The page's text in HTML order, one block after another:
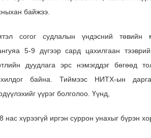
байжээ.
согог судлалын үндэсний төвийн
5-9 дүгээр сард цахилгаан
дуудлага эрс нэмэгддэг бөгөөд
байна. Тиймээс НИТХ-ын
үүрэг болголоо. Үүнд,
нас хүрээгүй иргэн суррон унахыг бүрэн